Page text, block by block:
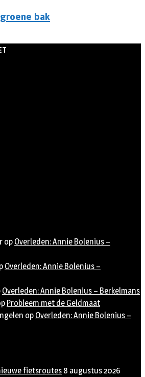
bak
op Overleden: Annie Bolenius –
Overleden: Annie Bolenius –
Overleden: Annie Bolenius – Berkelmans
Probleem met de Geldmaat
op Overleden: Annie Bolenius –
fietsroutes 8 augustus 2026